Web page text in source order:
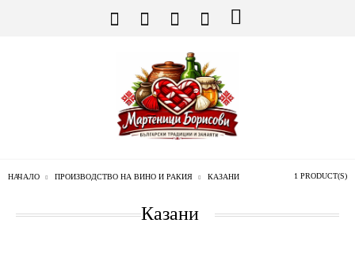
НАЧАЛО ПРОИЗВОДСТВО НА ВИНО И РАКИЯ КАЗАНИ 1 PRODUCT(S)
Казани